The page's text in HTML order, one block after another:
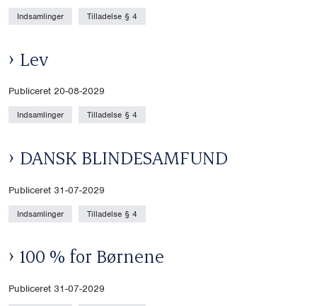
Indsamlinger Tilladelse § 4
Lev
Publiceret 20-08-2029
Indsamlinger Tilladelse § 4
DANSK BLINDESAMFUND
Publiceret 31-07-2029
Indsamlinger Tilladelse § 4
100 % for Børnene
Publiceret 31-07-2029